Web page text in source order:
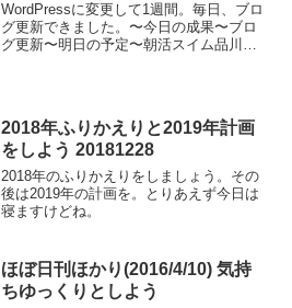
WordPressに変更して1週間。毎日、ブロ
グ更新できました。〜今日の成果〜ブロ
グ更新〜明日の予定〜朝活スイム品川ラ
2018年ふりかえりと2019年計画
をしよう 20181228
2018年のふりかえりをしましょう。その
後は2019年の計画を。とりあえず今日は
寝ますけどね。
ほぼ日刊ほかり(2016/4/10) 気持
ちゆっくりとしよう